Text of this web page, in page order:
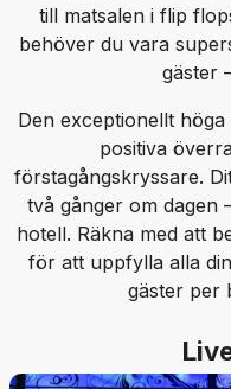
till matsalen i flip
behöver du vara
gäster
Den exceptionellt
positiva
förstagångskryssare.
två gånger om dagen
hotell. Räkna med att
för att uppfylla alla
gäster per